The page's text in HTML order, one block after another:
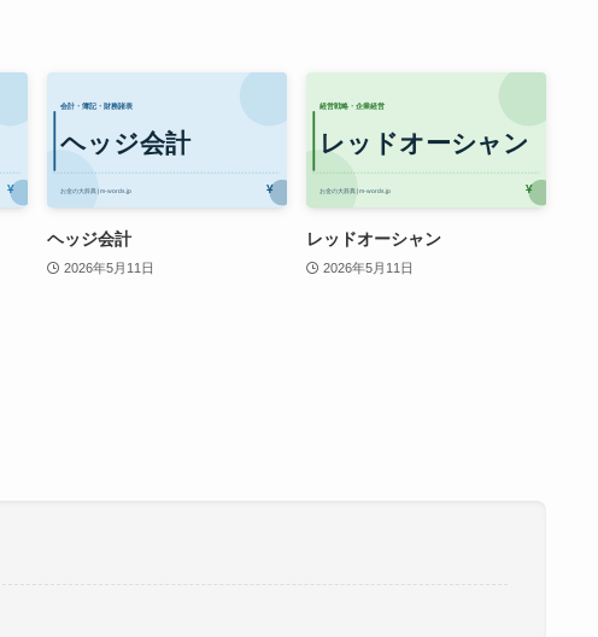
ヘッジ会計
2026年5月11日
レッドオーシャン
2026年5月11日